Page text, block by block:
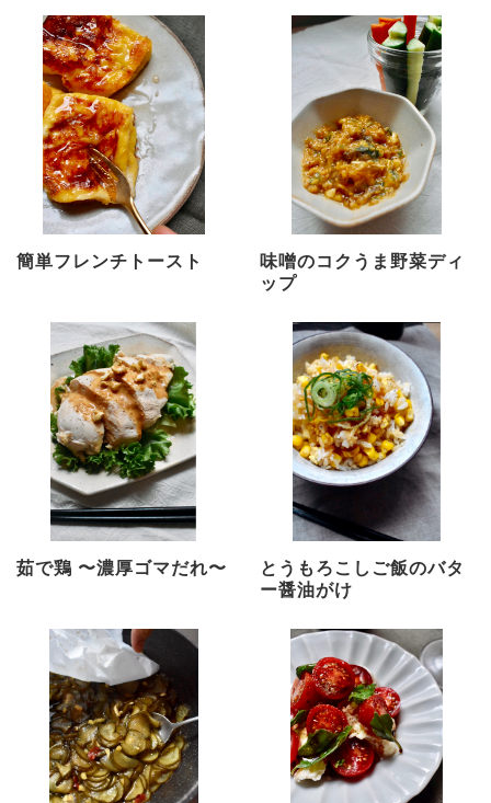
簡単フレンチトースト
味噌のコクうま野菜ディ
ップ
茹で鶏 〜濃厚ゴマだれ〜
とうもろこしご飯のバタ
ー醤油がけ